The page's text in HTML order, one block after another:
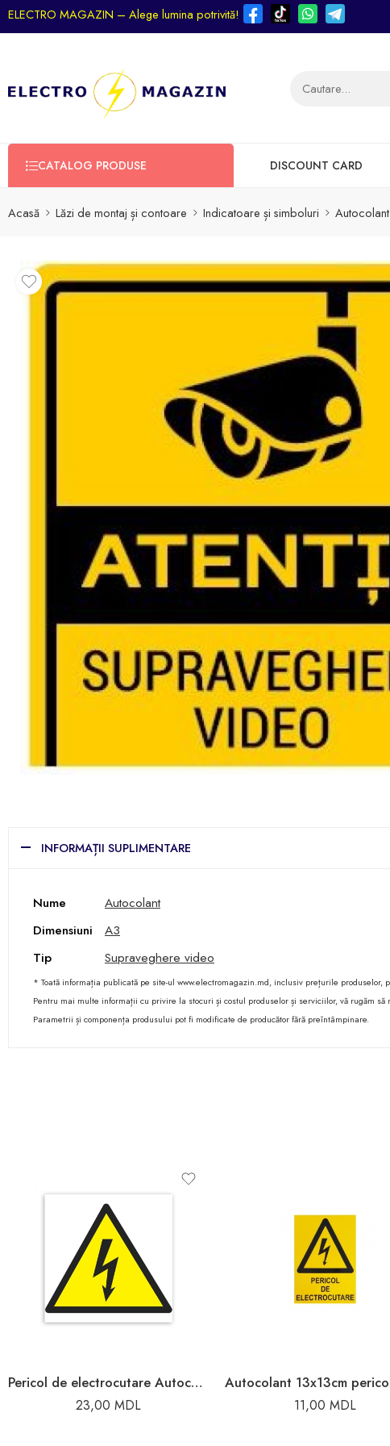
ELECTRO MAGAZIN – Alege lumina potrivită!
CATALOG PRODUSE DISCOUNT CARD
Acasă Lăzi de montaj și contoare Indicatoare și simboluri
INFORMAȚII SUPLIMENTARE
Nume
Autocolant
Dimensiuni
A3
Tip
Supraveghere video
* Toată informația publicată pe site-ul www.electromagazin.md, inclusiv prețurile
Pentru mai multe informații cu privire la stocuri și costul produselor și serviciilor, vă rugăm
Parametrii și componența produsului pot fi modificate de producător fără preîntâmpinare.
Pericol de electrocutare Autocolant
23,00 MDL 11,00 MDL